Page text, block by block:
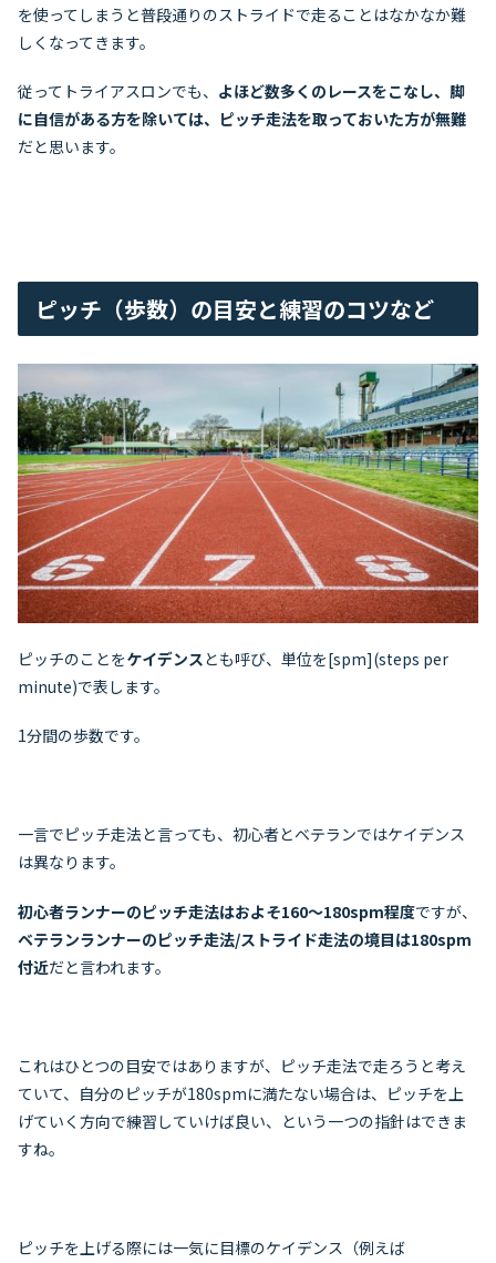
を使ってしまうと普段通りのストライドで走ることはなかなか難
しくなってきます。
従ってトライアスロンでも、 よほど数多くのレースをこなし、脚
に自信がある方を除いては、ピッチ走法を取っておいた方が無難
だと思います。
ピッチ（歩数）の目安と練習のコツなど
ピッチのことをケイデンスとも呼び、単位を[spm](steps per
minute)で表します。
1分間の歩数です。
一言でピッチ走法と言っても、初心者とベテランではケイデンス
は異なります。
初心者ランナーのピッチ走法はおよそ160～180spm程度ですが、
ベテランランナーのピッチ走法/ストライド走法の境目は180spm
付近だと言われます。
これはひとつの目安ではありますが、ピッチ走法で走ろうと考え
ていて、自分のピッチが180spmに満たない場合は、ピッチを上
げていく方向で練習していけば良い、という一つの指針はできま
すね。
ピッチを上げる際には一気に目標のケイデンス（例えば